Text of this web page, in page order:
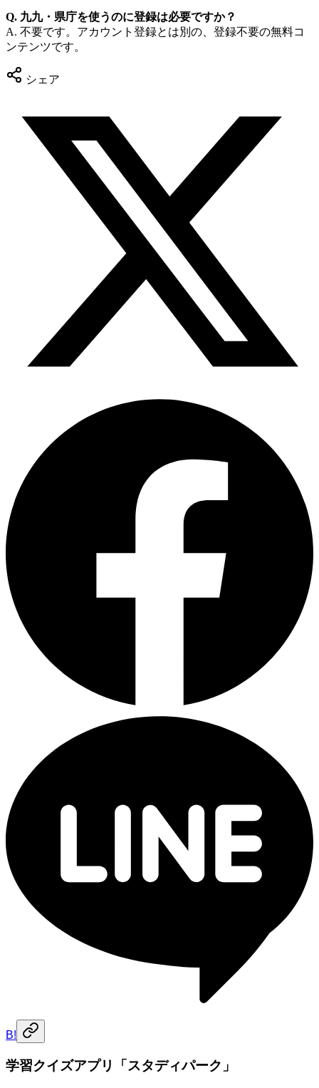
Q. 九九・県庁を使うのに登録は必要ですか？
A. 不要です。アカウント登録とは別の、登録不要の無料コ
ンテンツです。
シェア
B!
学習クイズアプリ「スタディパーク」